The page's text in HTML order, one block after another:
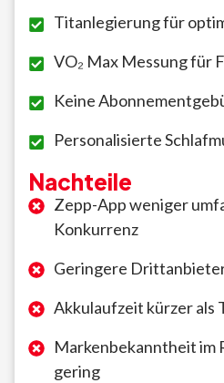
Titanlegierung für
VO₂ Max Messung für
Keine
Personalisierte
Nachteile
Zepp-App weniger
Konkurrenz
Geringere
Akkulaufzeit kürzer als
Markenbekanntheit im
gering